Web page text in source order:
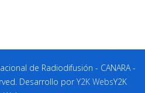
de Radiodifusión - CANARA -
Desarrollo por Y2K WebsY2K